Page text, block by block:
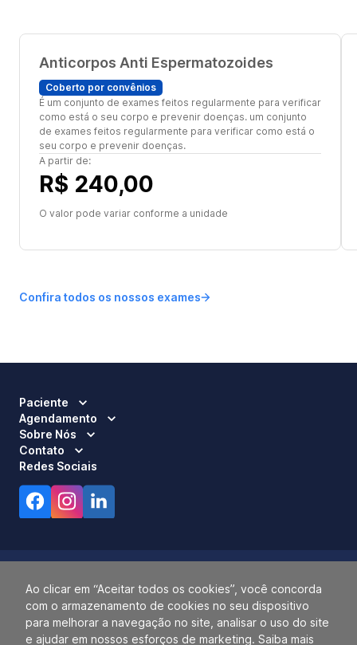
Ao clicar em “Aceitar todos os cookies”, você concorda
com o armazenamento de cookies no seu dispositivo
para melhorar a navegação no site, analisar o uso do site
e ajudar em nossos esforços de marketing. Saiba mais
Anticorpos Anti Espermatozoides
Coberto por convênios
É um conjunto de exames feitos regularmente para verificar
como está o seu corpo e prevenir doenças. um conjunto
de exames feitos regularmente para verificar como está o
seu corpo e prevenir doenças.
A partir de:
R$ 240,00
O valor pode variar conforme a unidade
Confira todos os nossos exames
Paciente
Agendamento
Sobre Nós
Contato
Redes Sociais
Responsável Técnico:
Dra. Luci Mara Barbiero – CRM 120.433/SP
2026 ALLIANÇA. TODOS OS DIREITOS RESERVADOS.
14.055.768/0001-77.